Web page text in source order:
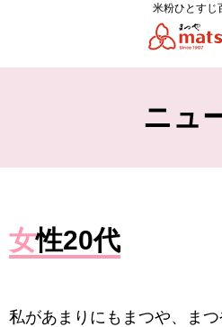
米粉ひとすじ
ニュ
女性20代
私があまりにもまつや、ま